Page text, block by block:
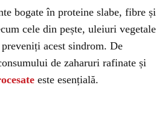
bogate în proteine slabe, fibre și
cele din pește, uleiuri vegetale
acest sindrom. De
de zaharuri rafinate și
este esențială.